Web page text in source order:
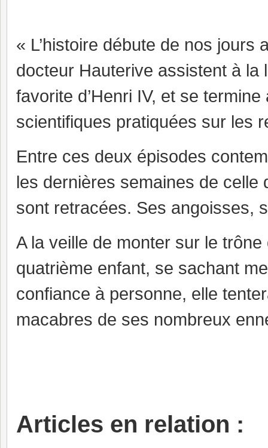
« L’histoire débute de nos jours
docteur Hauterive assistent à la
favorite d’Henri IV, et se
scientifiques pratiquées sur les
Entre ces deux épisodes
les dernières semaines de celle
sont retracées. Ses angoisses,
A la veille de monter sur le
quatrième enfant, se sachant
confiance à personne, elle
macabres de ses nombreux
Articles en relation :